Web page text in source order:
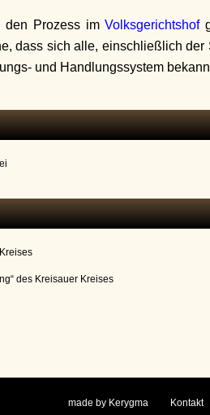
den Prozess imVolksgerichtshof
dass sich alle, einschließlich
und Handlungssystem
des Kreisauer Kreises
made by Kerygma Kontakt